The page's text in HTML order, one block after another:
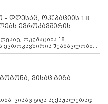
- დღესაც, ოკუპაციის 18
ევროკავშირის
ოკუპაციის 18
შუამავლობით
შეწყვეტის
აგრძელებს მათი
დგამს ნაბიჯებს მათი
ვისაც გიგა
ვისაც გიგა სექსუალურად